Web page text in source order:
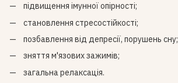
підвищення імунної опірності;
становлення стресостійкості;
позбавлення від депресії, порушень сну;
зняття м'язових зажимів;
загальна релаксація.